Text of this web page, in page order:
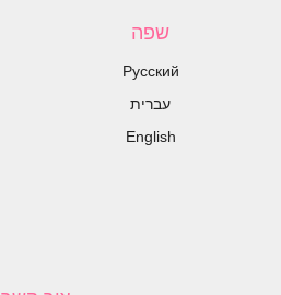
שפה
Русский
עברית
English